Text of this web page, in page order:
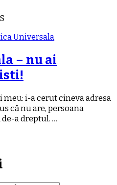
Universala
– nu ai
i-a cerut cineva adresa
că nu are, persoana
a dreptul. …